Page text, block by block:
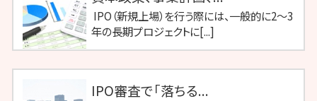
IPO（新規上場）を行う際には、一般的に2〜3
年の長期プロジェクトに[...]
IPO審査で「落ちる...